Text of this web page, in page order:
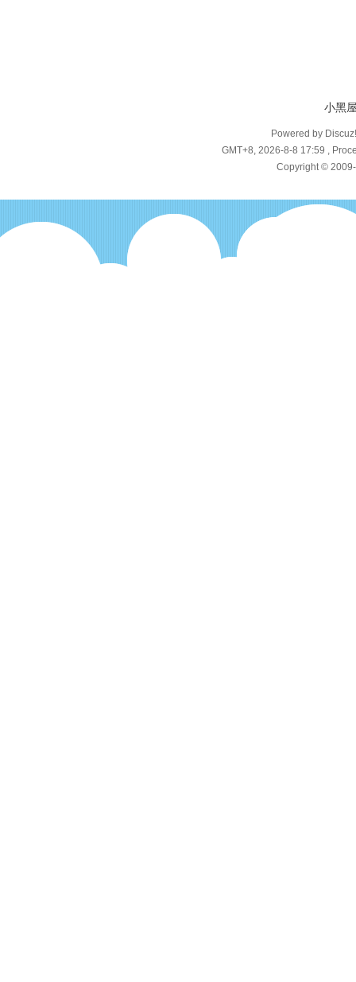
小黑
Powered by
GMT+8, 2026-8-8 17:59 ,
Copyright ©